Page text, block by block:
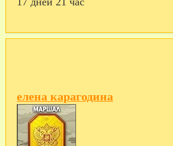
елена карагодина